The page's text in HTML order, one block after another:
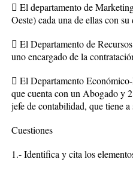
 El departamento de
Oeste) cada una de ellas con su
 El Departamento de
uno encargado de la
 El Departamento
que cuenta con un Abogado y
jefe de contabilidad, que tiene
Cuestiones
1.- Identifica y cita los